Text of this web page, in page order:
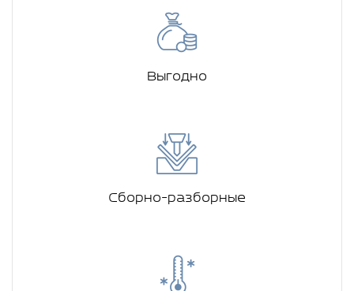
Выгодно
Сборно-разборные